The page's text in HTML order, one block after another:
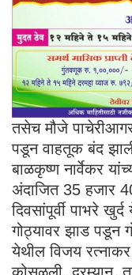
तसेच मौजे
पडून वाहतूक बंद
बाळकृष्ण नार्वेकर
अंदाजित 35 हजार
दिवसांपूर्वी पाभरे
गोठ्यावर झाड पडून
येथील विजय रत्नाकर